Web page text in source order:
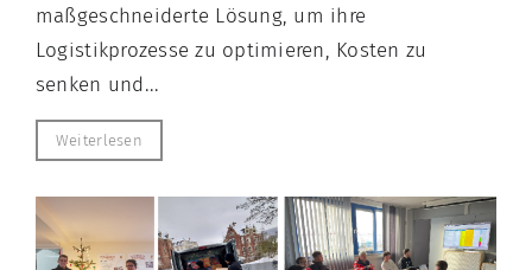
maßgeschneiderte Lösung, um ihre
Logistikprozesse zu optimieren, Kosten zu
senken und...
Weiterlesen